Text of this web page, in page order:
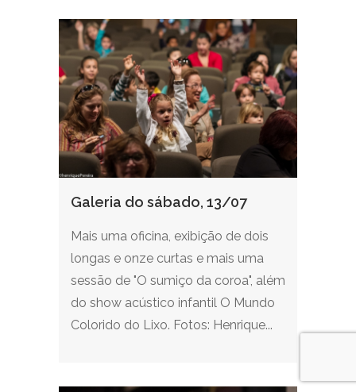
Galeria do sábado, 13/07
Mais uma oficina, exibição de dois
longas e onze curtas e mais uma
sessão de "O sumiço da coroa", além
do show acústico infantil O Mundo
Colorido do Lixo. Fotos: Henrique...